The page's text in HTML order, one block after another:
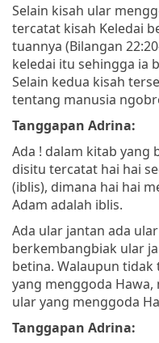
Selain kisah ular
tercatat kisah Keledai
tuannya (Bilangan
keledai itu sehingga ia
Selain kedua kisah
tentang manusia
Tanggapan Adrina:
Ada ! dalam kitab yang
disitu tercatat hai hai
(iblis), dimana hai hai
Adam adalah iblis.
Ada ular jantan ada
berkembangbiak ular
betina. Walaupun
yang menggoda
ular yang menggoda
Tanggapan Adrina: